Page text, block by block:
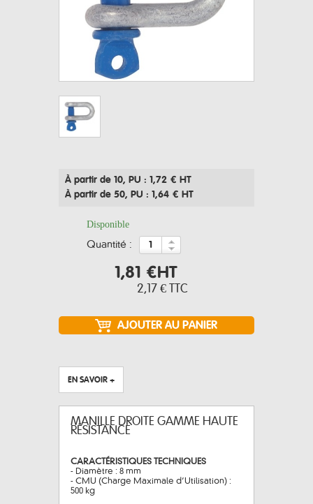
À partir de 10, PU : 1,72 € HT
À partir de 50, PU : 1,64 € HT
Disponible
quantité :
1,81 €HT
2,17 € TTC
EN SAVOIR +
MANILLE DROITE GAMME HAUTE
RÉSISTANCE
CARACTÉRISTIQUES TECHNIQUES
- Diamètre : 8 mm
- CMU (Charge Maximale d’Utilisation) :
500 kg